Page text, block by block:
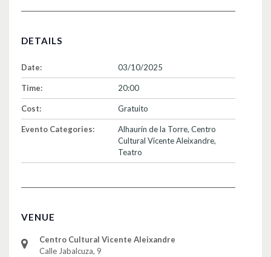
DETAILS
Date: 03/10/2025
Time: 20:00
Cost: Gratuito
Evento Categories: Alhaurín de la Torre, Centro
Cultural Vicente Aleixandre,
Teatro
VENUE
Centro Cultural Vicente Aleixandre
Calle Jabalcuza, 9